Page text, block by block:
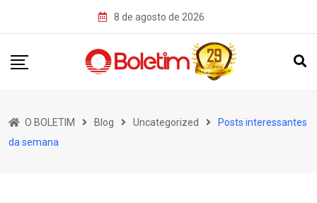
8 de agosto de 2026
O BOLETIM Blog Uncategorized
Posts interessantes
da semana